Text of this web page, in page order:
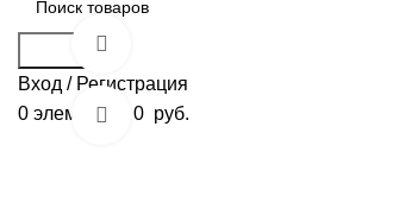
Вход / Регистрация
0 элементов 0 руб.
Нажмите, чтобы увеличить